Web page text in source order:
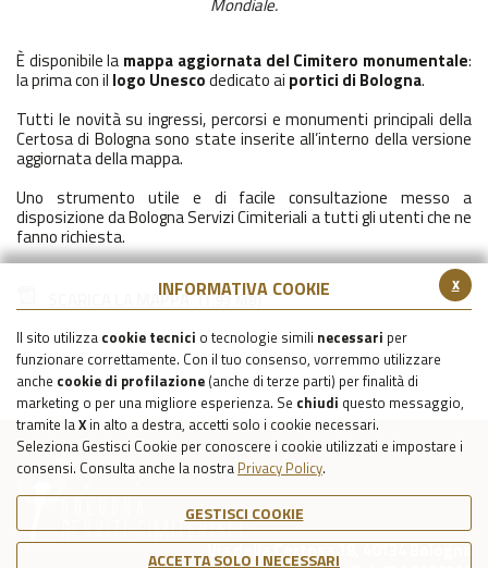
x
INFORMATIVA COOKIE
Il sito utilizza cookie tecnici o tecnologie simili necessari per
funzionare correttamente. Con il tuo consenso, vorremmo utilizzare
anche cookie di profilazione (anche di terze parti) per finalità di
marketing o per una migliore esperienza. Se chiudi questo messaggio,
tramite laX in alto a destra, accetti solo i cookie necessari.
Seleziona Gestisci Cookie per conoscere i cookie utilizzati e impostare i
consensi. Consulta anche la nostra Privacy Policy.
GESTISCI COOKIE
ACCETTA SOLO I NECESSARI
È disponibile la mappa aggiornata del Cimitero monumentale:
la prima con il logo Unescodedicato ai portici di Bologna.
Tutti le novità su ingressi, percorsi e monumenti principali della
Certosa di Bologna sono state inserite all’interno della versione
aggiornata della mappa.
Uno strumento utile e di facile consultazione messo a
disposizione da Bologna Servizi Cimiteriali a tutti gli utenti che ne
fanno richiesta.
SCARICA LA MAPPA (1.93 MB)
Via della Certosa 18, 40134 Bologna